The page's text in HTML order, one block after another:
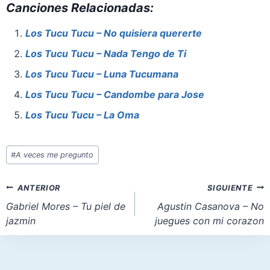
c
e
b
o
o
k
er
e
st
at
s
A
p
p
st
o
d
o
n
ai
l
e
Canciones Relacionadas:
Los Tucu Tucu – No quisiera quererte
Los Tucu Tucu – Nada Tengo de Ti
Los Tucu Tucu – Luna Tucumana
Los Tucu Tucu – Candombe para Jose
Los Tucu Tucu – La Oma
Etiquetas
de
entrada:
#A veces me pregunto
Navegación
de
entradas
ANTERIOR
Gabriel Mores – Tu piel de
jazmin
SIGUIENTE
Agustin Casanova – No
juegues con mi corazon